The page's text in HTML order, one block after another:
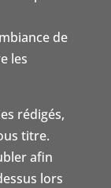
de
les
rédigés,
titre.
afin
lors